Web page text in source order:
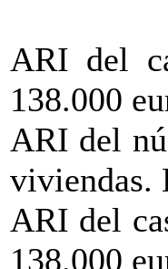
ARI del
138.000
ARI del
viviendas.
ARI del
138.000